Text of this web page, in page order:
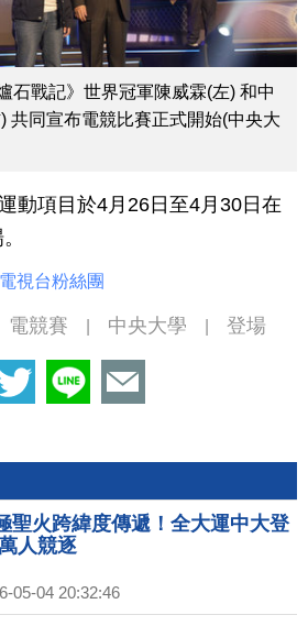
石戰記》世界冠軍陳威霖(左) 和中
共同宣布電競比賽正式開始(中央大
動項目於4月26日至4月30日在
視台粉絲團
電競賽 中央大學 登場
聖火跨緯度傳遞！全大運中大登
人競逐
05-04 20:32:46